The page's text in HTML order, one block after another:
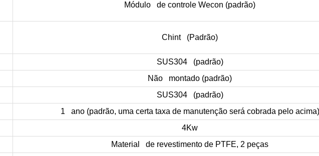
Módulo de controle Wecon (padrão)
Chint (Padrão)
SUS304 (padrão)
Não montado (padrão)
SUS304 (padrão)
1 ano (padrão, uma certa taxa de manutenção será cobrada pelo acima)
4Kw
Material de revestimento de PTFE, 2 peças